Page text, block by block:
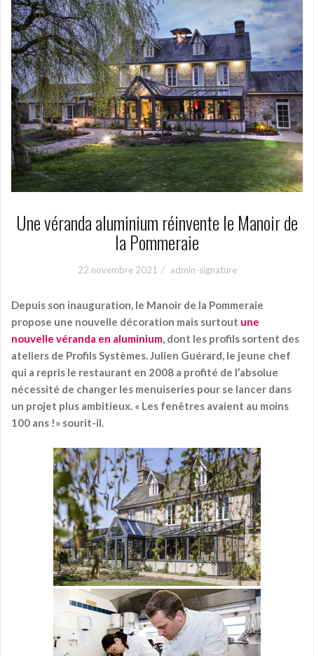
Une véranda aluminium réinvente le Manoir de
la Pommeraie
22 novembre 2021 admin-signature
Depuis son inauguration, le Manoir de la Pommeraie
propose une nouvelle décoration mais surtout une
nouvelle véranda en aluminium, dont les profils sortent des
ateliers de Profils Systèmes. Julien Guérard, le jeune chef
qui a repris le restaurant en 2008 a profité de l’absolue
nécessité de changer les menuiseries pour se lancer dans
un projet plus ambitieux. « Les fenêtres avaient au moins
100 ans !» sourit-il.